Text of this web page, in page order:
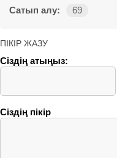
Сатып алу: 69
ПІКІР ЖАЗУ
Сіздің атыңыз:
Сіздің пікір